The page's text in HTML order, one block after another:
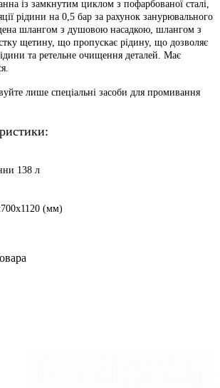
із замкнутим циклом з пофарбованої сталі,
рідини на 0,5 бар за рахунок занурювального
шлангом з душовою насадкою, шлангом з
щетину, що пропускає рідину, що дозволяє
та ретельне очищення деталей. Має
лише спеціальні засоби для промивання
138 л
(мм)